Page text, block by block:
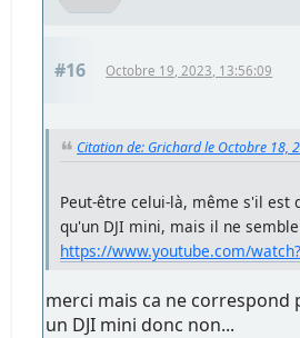
#16 Octobre 19, 2023, 13:56:09
Citation de: Grichard le Octobre 18,
Peut-être celui-là, même s'il est
qu'un DJI mini, mais il ne
https://www.youtube.com/
merci mais ca ne correspond
un DJI mini donc non...